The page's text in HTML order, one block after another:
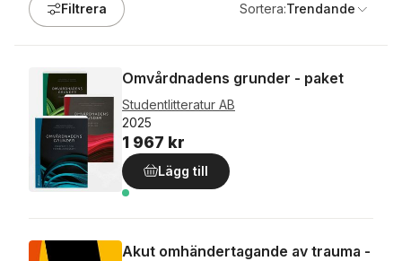
Filtrera Sortera:Trendande
Omvårdnadens grunder - paket
Studentlitteratur AB
2025
1 967 kr
Lägg till
Akut omhändertagande av trauma -